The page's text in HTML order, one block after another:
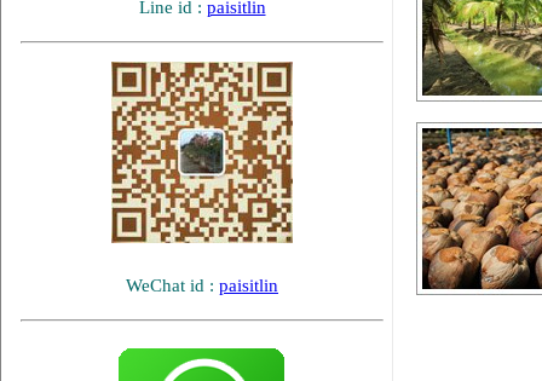
Line id : paisitlin
WeChat id : paisitlin